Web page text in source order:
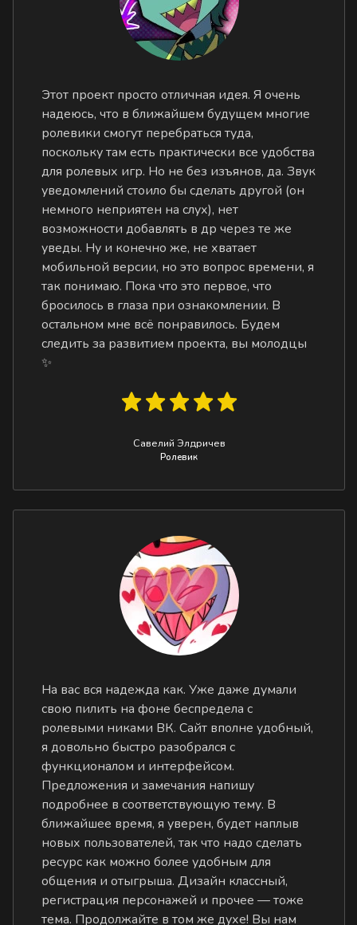
Этот проект просто отличная идея. Я очень
надеюсь, что в ближайшем будущем многие
ролевики смогут перебраться туда,
поскольку там есть практически все удобства
для ролевых игр. Но не без изъянов, да. Звук
уведомлений стоило бы сделать другой (он
немного неприятен на слух), нет
возможности добавлять в др через те же
уведы. Ну и конечно же, не хватает
мобильной версии, но это вопрос времени, я
так понимаю. Пока что это первое, что
бросилось в глаза при ознакомлении. В
остальном мне всё понравилось. Будем
следить за развитием проекта, вы молодцы
✨
Савелий Элдричев
Ролевик
На вас вся надежда как. Уже даже думали
свою пилить на фоне беспредела с
ролевыми никами ВК. Сайт вполне удобный,
я довольно быстро разобрался с
функционалом и интерфейсом.
Предложения и замечания напишу
подробнее в соответствующую тему. В
ближайшее время, я уверен, будет наплыв
новых пользователей, так что надо сделать
ресурс как можно более удобным для
общения и отыгрыша. Дизайн классный,
регистрация персонажей и прочее — тоже
тема. Продолжайте в том же духе! Вы нам